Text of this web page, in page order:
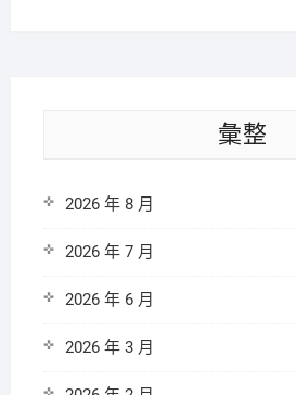
彙整
2026 年 8 月
2026 年 7 月
2026 年 6 月
2026 年 3 月